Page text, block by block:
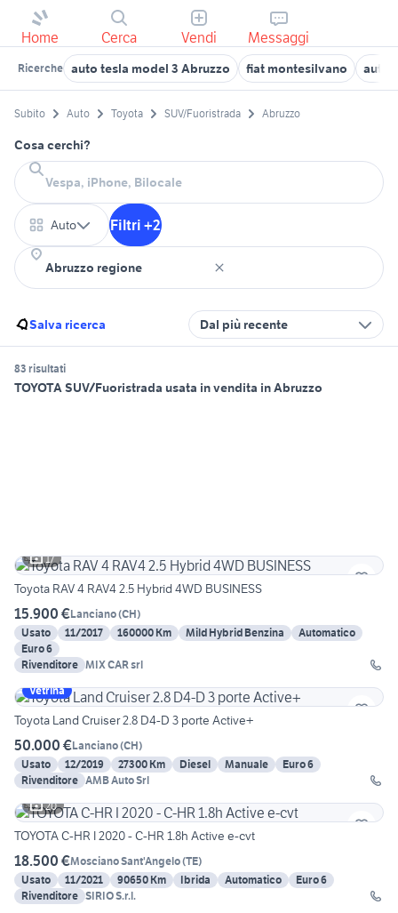
Home Cerca Vendi Messaggi
Ricerche auto tesla model 3 Abruzzo fiat montesilvano auto
Subito Auto Toyota SUV/Fuoristrada Abruzzo
Cosa cerchi?
Auto Filtri +2
Salva ricerca Dal più recente
83 risultati
TOYOTA SUV/Fuoristrada usata in vendita in Abruzzo
17
Toyota RAV 4 RAV4 2.5 Hybrid 4WD BUSINESS
15.900 €Lanciano(CH)
Usato
11/2017 160000 Km Mild Hybrid Benzina
Automatico
Euro 6
Rivenditore MIX CAR srl
Vetrina
Toyota Land Cruiser 2.8 D4-D 3 porte Active+
50.000 €Lanciano(CH)
Usato
12/2019 27300 Km Diesel Manuale
Euro 6
Rivenditore AMB Auto Srl
20
TOYOTA C-HR I 2020 - C-HR 1.8h Active e-cvt
18.500 €Mosciano Sant'Angelo(TE)
Usato
11/2021 90650 Km Ibrida Automatico
Euro 6
Rivenditore SIRIO S.r.l.